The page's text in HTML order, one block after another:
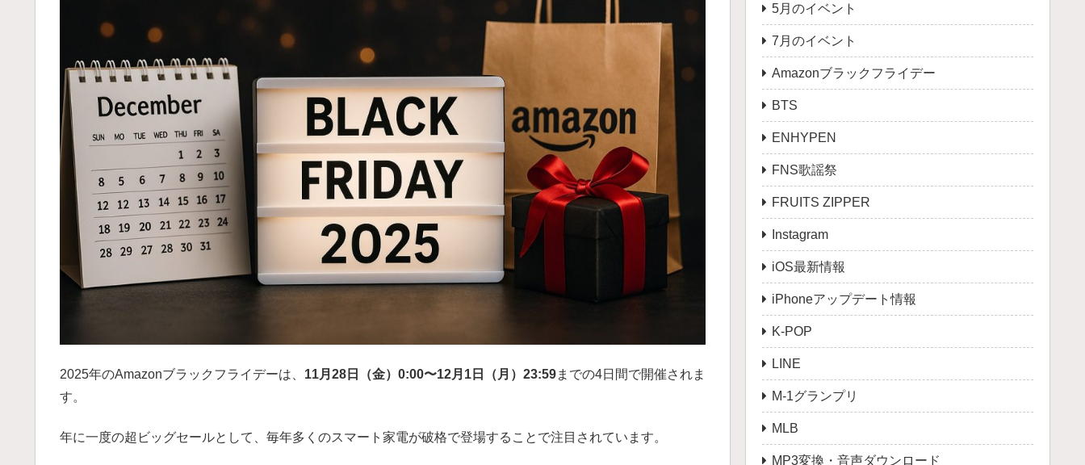
2025年のAmazonブラックフライデーは、 11月28日（金）0:00〜12月1日（月）23:59までの4日間で開催されま
す。
年に一度の超ビッグセールとして、毎年多くのスマート家電が破格で登場することで注目されています。
5月のイベント
7月のイベント
Amazonブラックフライデー
BTS
ENHYPEN
FNS歌謡祭
FRUITS ZIPPER
Instagram
iOS最新情報
iPhoneアップデート情報
K-POP
LINE
M-1グランプリ
MLB
MP3変換・音声ダウンロード